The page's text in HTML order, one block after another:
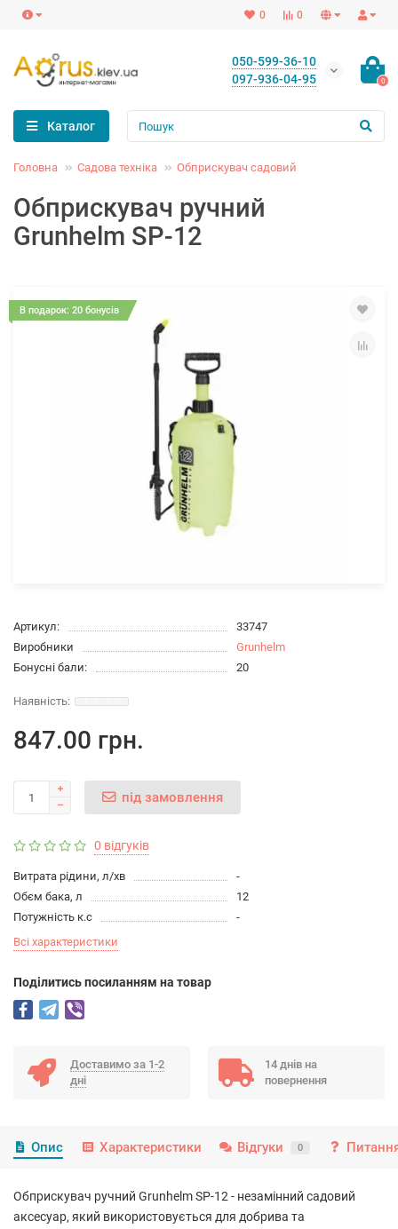
0
0
050-599-36-10
097-936-04-95
0
Каталог
Головна Садова техніка Обприскувач садовий
Обприскувач ручний
Grunhelm SP-12
В подарок: 20 бонусів
Артикул:
33747
Виробники
Grunhelm
Бонусні бали:
20
847.00 грн.
під замовлення
0 відгуків
Витрата рідини, л/хв
-
Обєм бака, л
12
Потужність к.с
-
Всі характеристики
Подiлитись посиланням на товар
Доставимо за 1-2
дні
14 днів на
повернення
Опис Характеристики Відгуки 0
Обприскувач ручний Grunhelm SP-12 - незамінний садовий
аксесуар, який використовується для добрива та